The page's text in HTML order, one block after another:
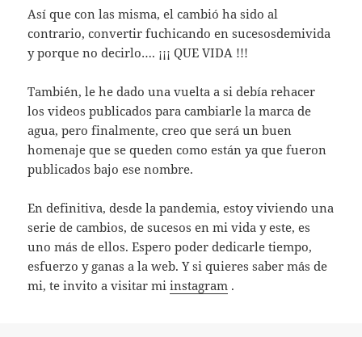
Así que con las misma, el cambió ha sido al
contrario, convertir fuchicando en sucesosdemivida
y porque no decirlo…. ¡¡¡ QUE VIDA !!!
Tambi´´en, le he dado una vuelta a si debía rehacer
los videos publicados para cambiarle la marca de
agua, pero finalmente, creo que será un buen
homenaje que se queden como están ya que fueron
publicados bajo ese nombre.
En definitiva, desde la pandemia, estoy viviendo una
serie de cambios, de sucesos en mi vida y este, es
uno más de ellos. Espero poder dedicarle tiempo,
esfuerzo y ganas a la web. Y si quieres saber m´´as de
mi, te invito a visitar miinstagram .